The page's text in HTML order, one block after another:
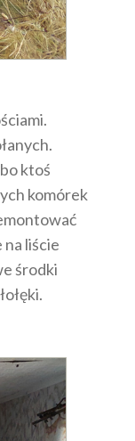
ktoś
komórek
na liście
środki